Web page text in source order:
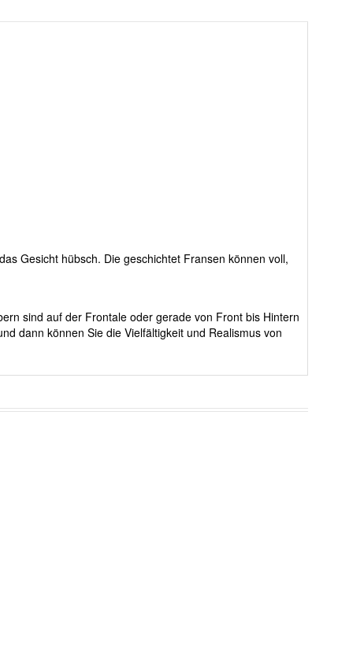
Gesicht hübsch. Die geschichtet Fransen können voll,
sind auf der Frontale oder gerade von Front bis Hintern
dann können Sie die Vielfältigkeit und Realismus von